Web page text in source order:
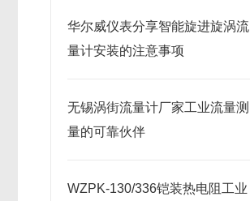
华尔威仪表分享智能旋进旋涡流
量计安装的注意事项
无锡涡街流量计厂家工业流量测
量的可靠伙伴
WZPK-130/336铠装热电阻工业